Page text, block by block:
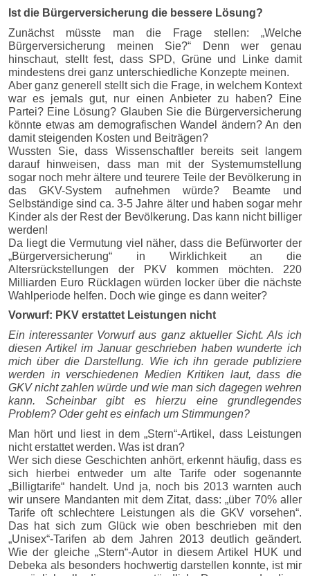
Ist die Bürgerversicherung die bessere Lösung?
Zunächst müsste man die Frage stellen: „Welche
Bürgerversicherung meinen Sie?“ Denn wer genau
hinschaut, stellt fest, dass SPD, Grüne und Linke damit
mindestens drei ganz unterschiedliche Konzepte meinen.
Aber ganz generell stellt sich die Frage, in welchem Kontext
war es jemals gut, nur einen Anbieter zu haben? Eine
Partei? Eine Lösung? Glauben Sie die Bürgerversicherung
könnte etwas am demografischen Wandel ändern? An den
damit steigenden Kosten und Beiträgen?
Wussten Sie, dass Wissenschaftler bereits seit langem
darauf hinweisen, dass man mit der Systemumstellung
sogar noch mehr ältere und teurere Teile der Bevölkerung in
das GKV-System aufnehmen würde? Beamte und
Selbständige sind ca. 3-5 Jahre älter und haben sogar mehr
Kinder als der Rest der Bevölkerung. Das kann nicht billiger
werden!
Da liegt die Vermutung viel näher, dass die Befürworter der
„Bürgerversicherung“ in Wirklichkeit an die
Altersrückstellungen der PKV kommen möchten. 220
Milliarden Euro Rücklagen würden locker über die nächste
Wahlperiode helfen. Doch wie ginge es dann weiter?
Vorwurf: PKV erstattet Leistungen nicht
Ein interessanter Vorwurf aus ganz aktueller Sicht. Als ich
diesen Artikel im Januar geschrieben haben wunderte ich
mich über die Darstellung. Wie ich ihn gerade publiziere
werden in verschiedenen Medien Kritiken laut, dass die
GKV nicht zahlen würde und wie man sich dagegen wehren
kann. Scheinbar gibt es hierzu eine grundlegendes
Problem? Oder geht es einfach um Stimmungen?
Man hört und liest in dem „Stern“-Artikel, dass Leistungen
nicht erstattet werden. Was ist dran?
Wer sich diese Geschichten anhört, erkennt häufig, dass es
sich hierbei entweder um alte Tarife oder sogenannte
„Billigtarife“ handelt. Und ja, noch bis 2013 warnten auch
wir unsere Mandanten mit dem Zitat, dass: „über 70% aller
Tarife oft schlechtere Leistungen als die GKV vorsehen“.
Das hat sich zum Glück wie oben beschrieben mit den
„Unisex“-Tarifen ab dem Jahren 2013 deutlich geändert.
Wie der gleiche „Stern“-Autor in diesem Artikel HUK und
Debeka als besonders hochwertig darstellen konnte, ist mir